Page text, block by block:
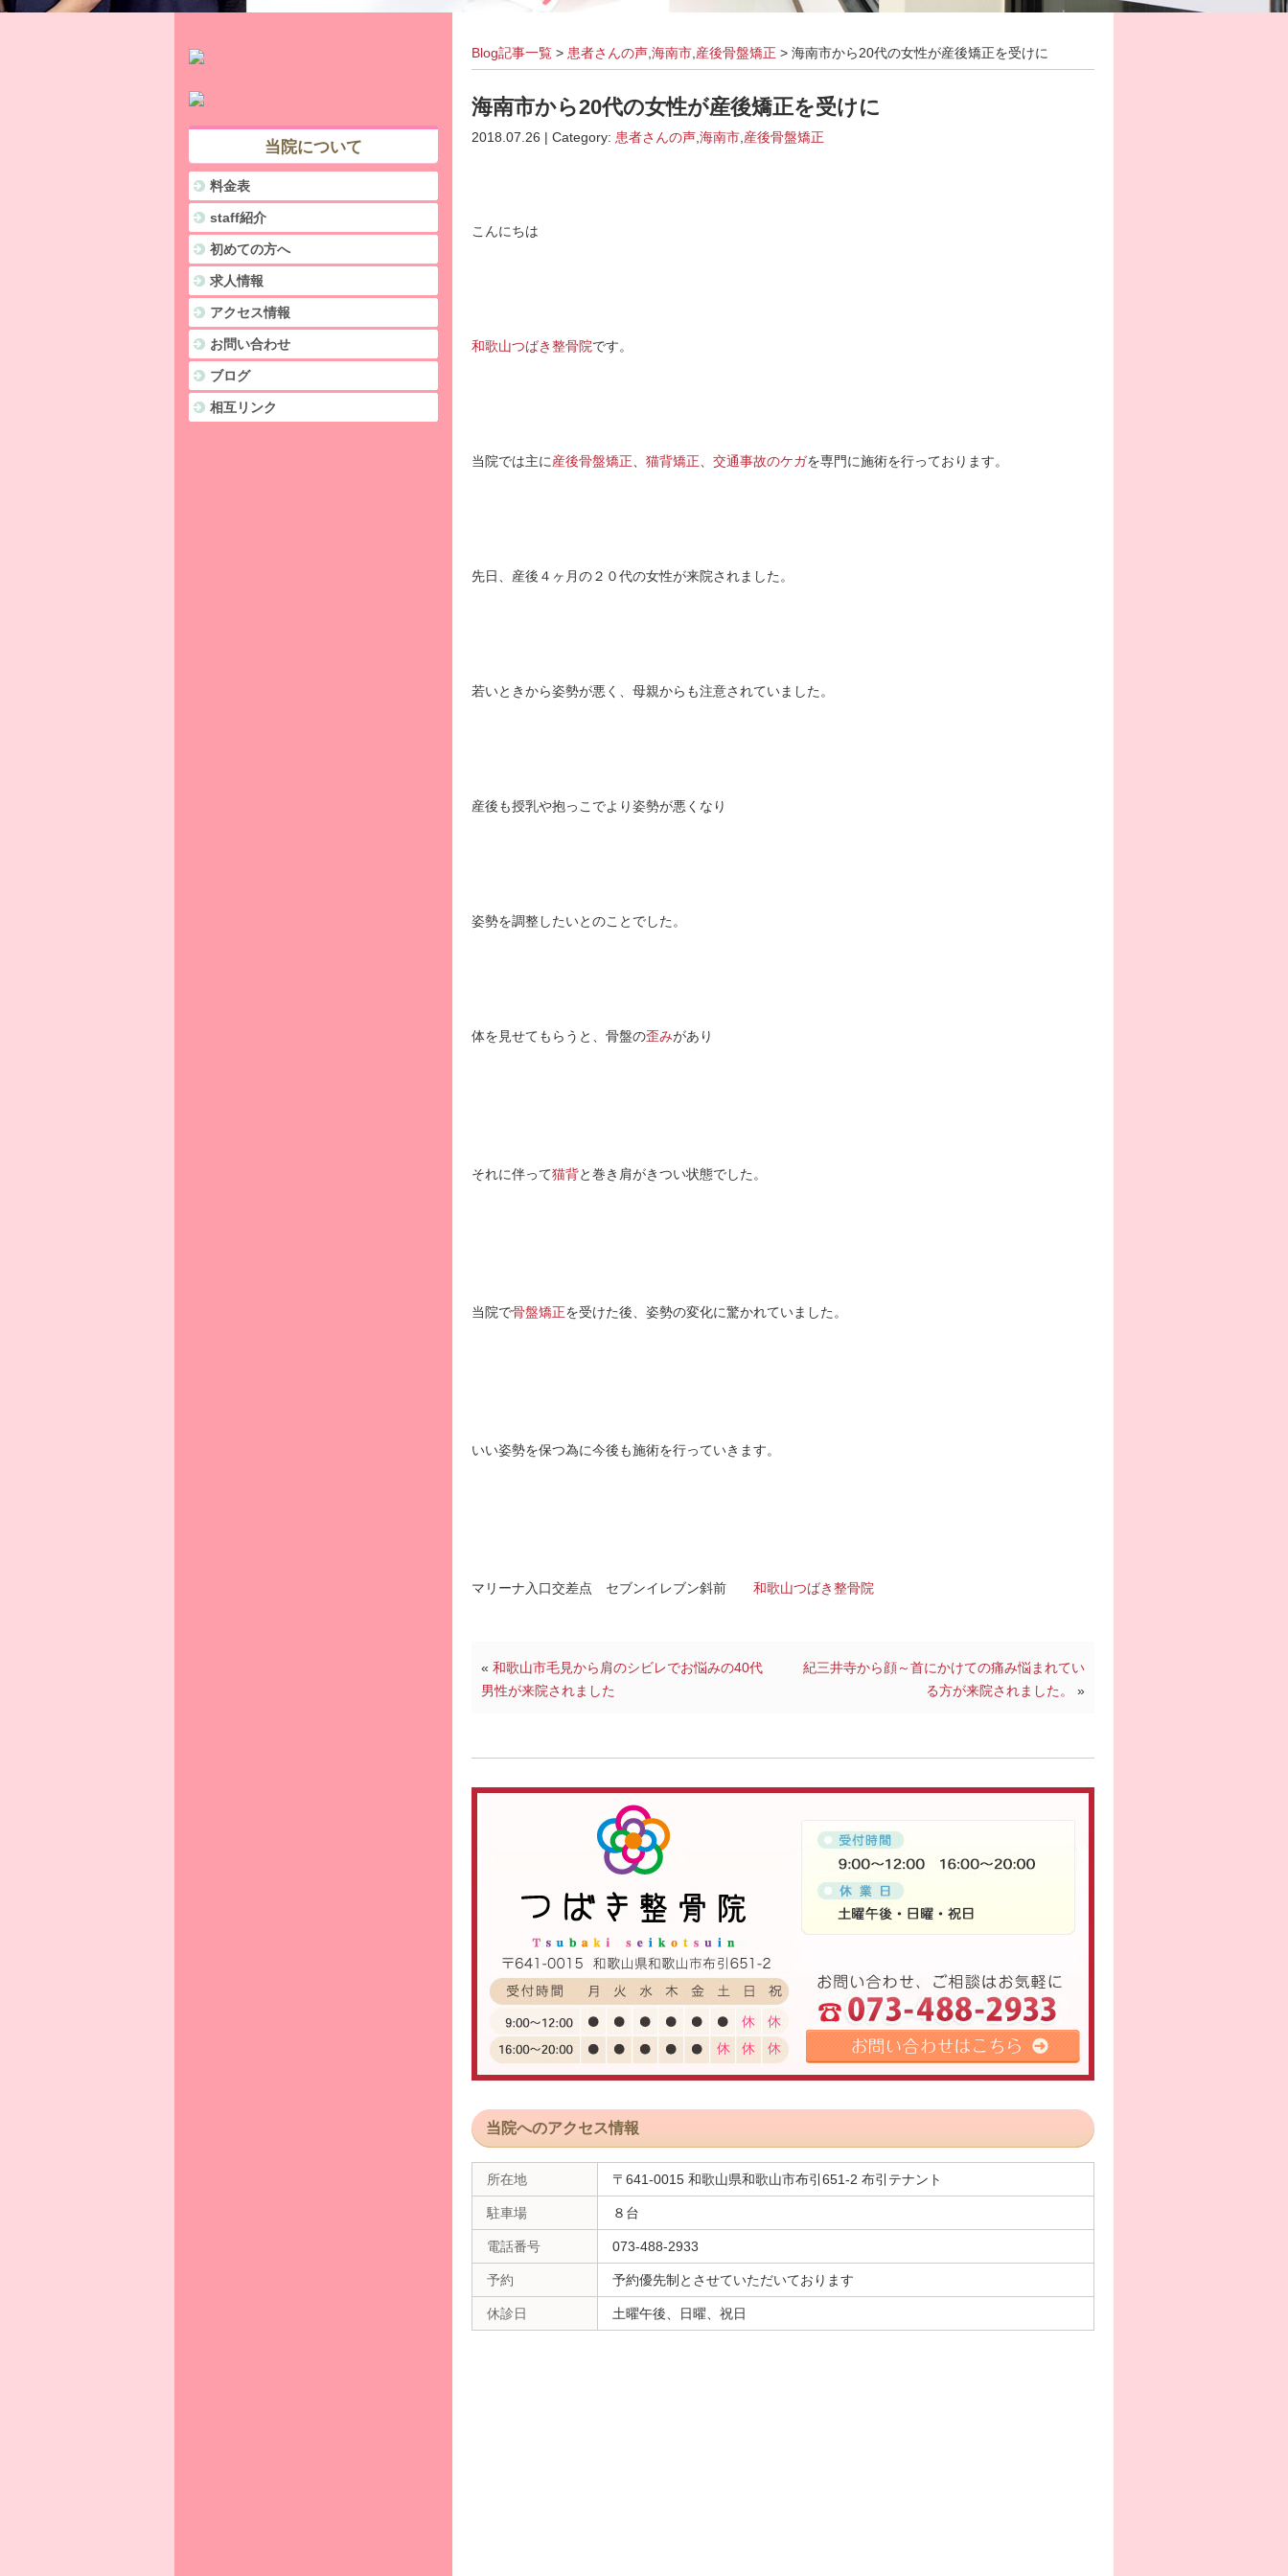
Blog記事一覧 > 患者さんの声 海南市 産後骨盤矯正 > 海南市から20代の女性が産後矯正を受けに
海南市から20代の女性が産後矯正を受けに
2018.07.26 | Category: 患者さんの声 海南市 産後骨盤矯正
こんにちは
和歌山つばき整骨院です。
当院では主に産後骨盤矯正 猫背矯正 交通事故のケガを専門に施術を行っております。
先日、産後４ヶ月の２０代の女性が来院されました。
若いときから姿勢が悪く、母親からも注意されていました。
産後も授乳や抱っこでより姿勢が悪くなり
姿勢を調整したいとのことでした。
体を見せてもらうと、骨盤の歪みがあり
それに伴って猫背と巻き肩がきつい状態でした。
当院で骨盤矯正を受けた後、姿勢の変化に驚かれていました。
いい姿勢を保つ為に今後も施術を行っていきます。
マリーナ入口交差点 セブンイレブン斜前 和歌山つばき整骨院
紀三井寺から顔～首にかけての痛み悩まれてい
る方が来院されました。
»
« 和歌山市毛見から肩のシビレでお悩みの40代
男性が来院されました
当院へのアクセス情報
所在地 〒641-0015 和歌山県和歌山市布引651-2 布引テナント
駐車場 ８台
電話番号 073-488-2933
予約 予約優先制とさせていただいております
休診日 土曜午後、日曜、祝日
当院について
料金表
staff紹介
初めての方へ
求人情報
アクセス情報
お問い合わせ
ブログ
相互リンク